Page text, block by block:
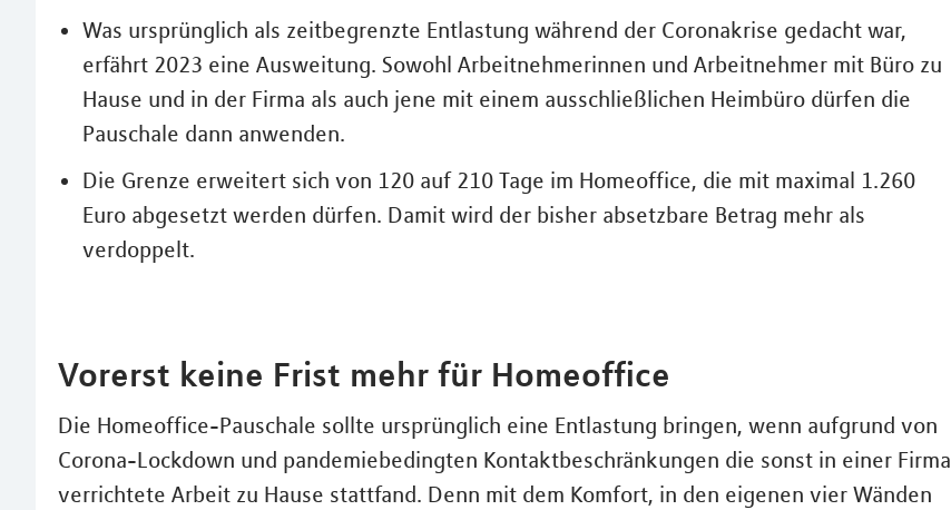
Was ursprünglich als zeitbegrenzte Entlastung während der Coronakrise gedacht war,
erfährt 2023 eine Ausweitung. Sowohl Arbeitnehmerinnen und Arbeitnehmer mit Büro zu
Hause und in der Firma als auch jene mit einem ausschließlichen Heimbüro dürfen die
Pauschale dann anwenden.
Die Grenze erweitert sich von 120 auf 210 Tage im Homeoffice, die mit maximal 1.260
Euro abgesetzt werden dürfen. Damit wird der bisher absetzbare Betrag mehr als
verdoppelt.
Vorerst keine Frist mehr für Homeoffice
Die Homeoffice-Pauschale sollte ursprünglich eine Entlastung bringen, wenn aufgrund von
Corona-Lockdown und pandemiebedingten Kontaktbeschränkungen die sonst in einer Firma
verrichtete Arbeit zu Hause stattfand. Denn mit dem Komfort, in den eigenen vier Wänden